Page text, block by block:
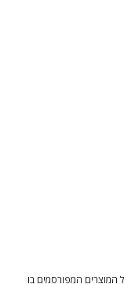
המוצרים המפורסמים בו